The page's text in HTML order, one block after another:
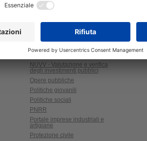
Meteo in Valle d'Aosta
NUVV - Valutazione e verifica
degli investimenti pubblici
Opere pubbliche
Politiche giovanili
Politiche sociali
PNRR
Portale imprese industriali e
artigiane
Protezione civile